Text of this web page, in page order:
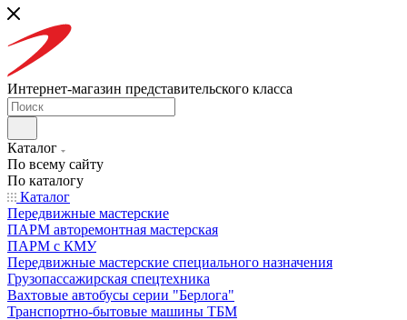
Интернет-магазин представительского класса
Каталог
По всему сайту
По каталогу
Каталог
Передвижные мастерские
ПАРМ авторемонтная мастерская
ПАРМ с КМУ
Передвижные мастерские специального назначения
Грузопассажирская спецтехника
Вахтовые автобусы серии "Берлога"
Транспортно-бытовые машины ТБМ